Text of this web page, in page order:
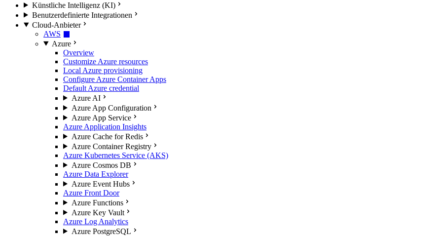
Künstliche Intelligenz (KI)
Benutzerdefinierte Integrationen
Cloud-Anbieter
AWS
Azure
Overview
Customize Azure resources
Local Azure provisioning
Configure Azure Container Apps
Default Azure credential
Azure AI
Azure App Configuration
Azure App Service
Azure Application Insights
Azure Cache for Redis
Azure Container Registry
Azure Kubernetes Service (AKS)
Azure Cosmos DB
Azure Data Explorer
Azure Event Hubs
Azure Front Door
Azure Functions
Azure Key Vault
Azure Log Analytics
Azure PostgreSQL